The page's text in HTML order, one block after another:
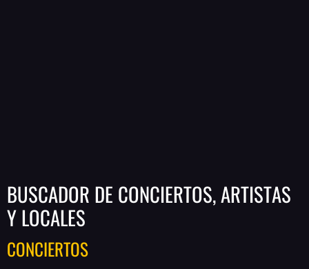
BUSCADOR DE CONCIERTOS, ARTISTAS
Y LOCALES
CONCIERTOS